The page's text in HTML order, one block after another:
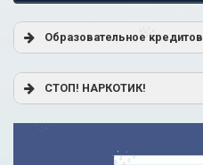
Образовательное
Постановление
«О государственной
р
СТОП! НАРКОТИК!